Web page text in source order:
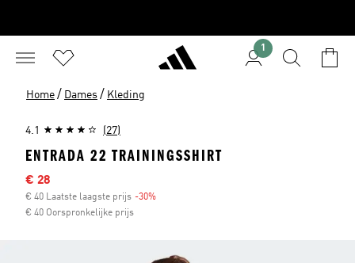
1
Home / Dames / Kleding
4.1 (27)
ENTRADA 22 TRAININGSSHIRT
Sale price
€ 28
€ 40 Laatste laagste prijs -30%
€ 40 Oorspronkelijke prijs